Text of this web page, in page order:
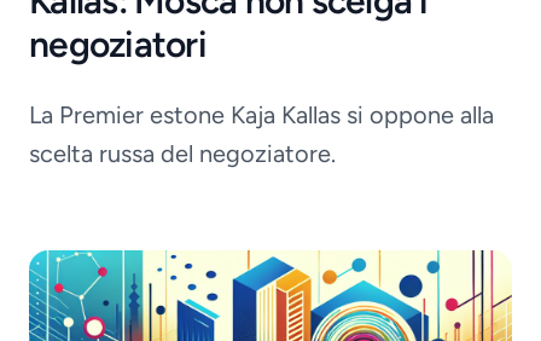
negoziatori
La Premier estone Kaja Kallas si oppone alla
scelta russa del negoziatore.